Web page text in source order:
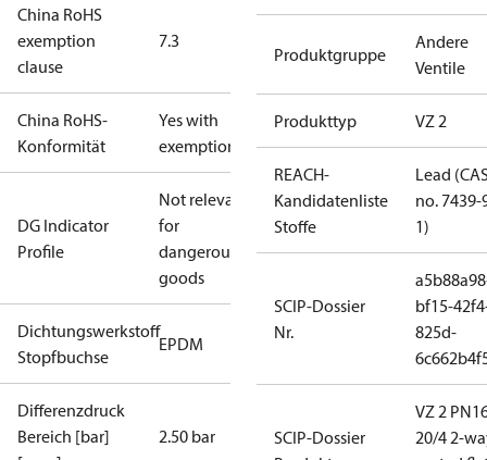
China RoHS
exemption
clause
7.3
China RoHS-
Konformität
Yes with
exemptions
DG Indicator
Profile
Not relevant
for
dangerous
goods
Dichtungswerkstoff
Stopfbuchse
EPDM
Differenzdruck
Bereich [bar]
2.50 bar
Produktgruppe
Andere
Ventile
Produkttyp VZ 2
REACH-
Kandidatenliste
Stoffe
Lead
no. 7439-
1)
SCIP-Dossier
Nr.
bf15-
825d-
SCIP-Dossier
VZ 2
20/4 2-